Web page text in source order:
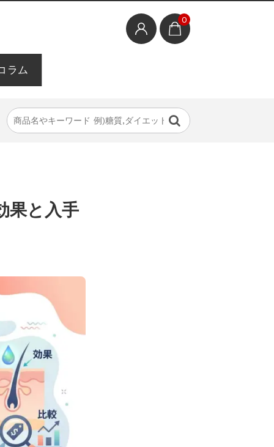
0
ラム
果と入手